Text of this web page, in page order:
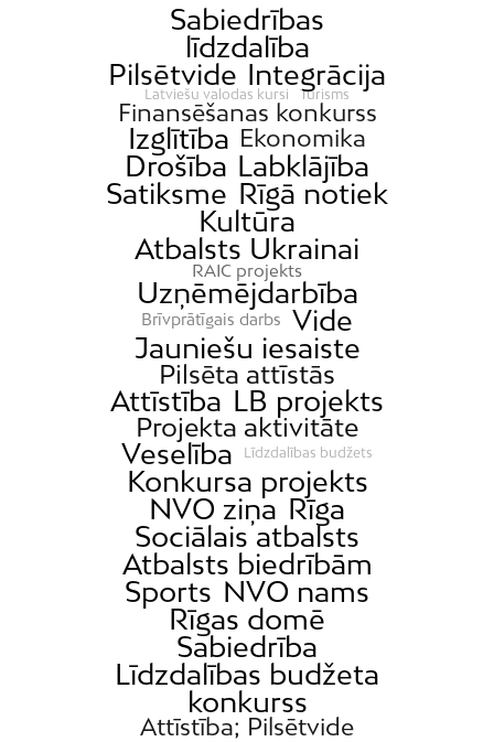
Sabiedrības
līdzdalība
Pilsētvide Integrācija
Latviešu valodas kursi Tūrisms
Finansēšanas konkurss
Izglītība Ekonomika
Drošība Labklājība
Satiksme Rīgā notiek
Kultūra
Atbalsts Ukrainai
RAIC projekts
Uzņēmējdarbība
Brīvprātīgais darbs
Vide
Jauniešu iesaiste
Pilsēta attīstās
Attīstība LB projekts
Projekta aktivitāte
Veselība Līdzdalības budžets
Konkursa projekts
NVO ziņa Rīga
Sociālais atbalsts
Atbalsts biedrībām
Sports NVO nams
Rīgas domē
Sabiedrība
Līdzdalības budžeta
konkurss
Attīstība; Pilsētvide